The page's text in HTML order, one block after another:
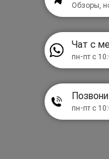
Обзоры,
Чат с
пн-пт с
пн-пт с